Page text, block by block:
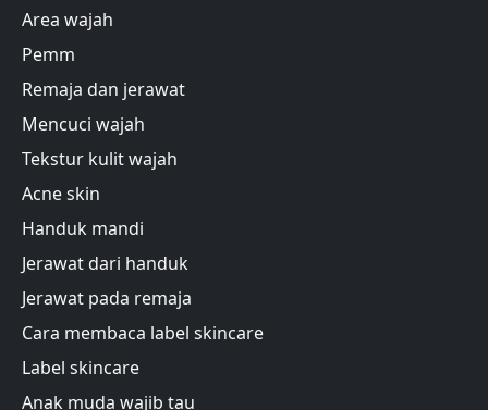
Area wajah
Pemm
Remaja dan jerawat
Mencuci wajah
Tekstur kulit wajah
Acne skin
Handuk mandi
Jerawat dari handuk
Jerawat pada remaja
Cara membaca label skincare
Label skincare
Anak muda wajib tau